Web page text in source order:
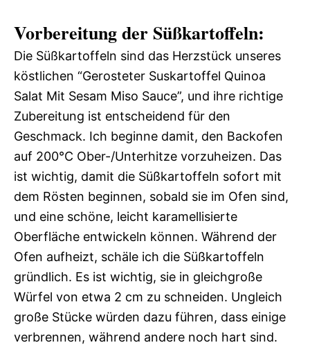
Vorbereitung der Süßkartoffeln:
Die Süßkartoffeln sind das Herzstück unseres
köstlichen “Gerosteter Suskartoffel Quinoa
Salat Mit Sesam Miso Sauce”, und ihre richtige
Zubereitung ist entscheidend für den
Geschmack. Ich beginne damit, den Backofen
auf 200°C Ober-/Unterhitze vorzuheizen. Das
ist wichtig, damit die Süßkartoffeln sofort mit
dem Rösten beginnen, sobald sie im Ofen sind,
und eine schöne, leicht karamellisierte
Oberfläche entwickeln können. Während der
Ofen aufheizt, schäle ich die Süßkartoffeln
gründlich. Es ist wichtig, sie in gleichgroße
Würfel von etwa 2 cm zu schneiden. Ungleich
große Stücke würden dazu führen, dass einige
verbrennen, während andere noch hart sind.